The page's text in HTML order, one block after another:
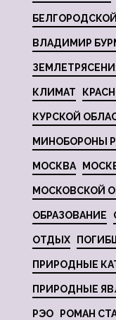
ВЛАДИМИР
КЛИМАТ
КУРСКОЙ
МИНОБОРОНЫ
МОСКВА
МОСКОВСКОЙ
ОБРАЗОВАНИЕ
ОТДЫХ
ПРИРОДНЫЕ
ПРИРОДНЫЕ
РЭО РОМАН